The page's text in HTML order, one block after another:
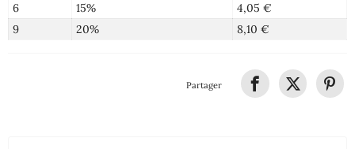
6
15%
4,05 €
9
20% 8,10 €
Partager